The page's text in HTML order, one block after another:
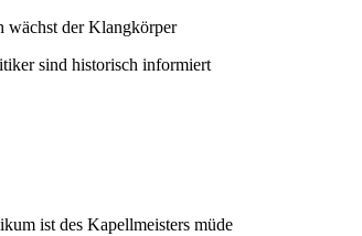
der Klangkörper
sind historisch informiert
ist des Kapellmeisters müde